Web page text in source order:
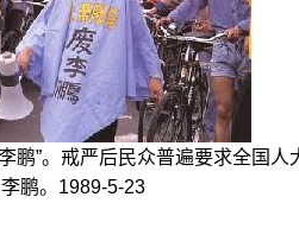
鹏”。戒严后民众普遍要求全国人
李鹏。1989-5-23